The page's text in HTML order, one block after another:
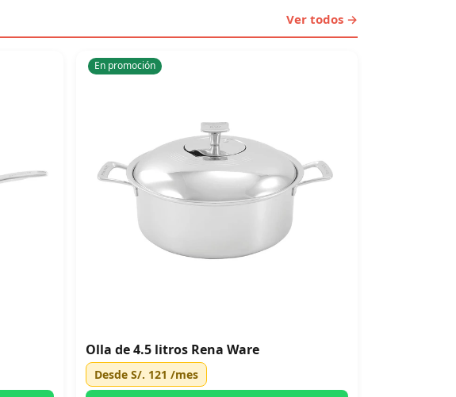
Ver todos →
En promoción
Olla de 4.5 litros Rena Ware
DesdeS/. 121 /mes